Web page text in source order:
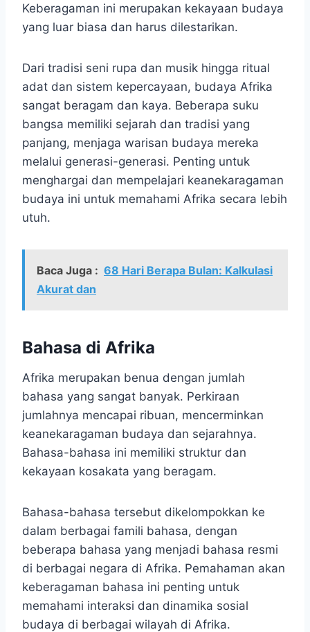
Keberagaman ini merupakan kekayaan budaya
yang luar biasa dan harus dilestarikan.
Dari tradisi seni rupa dan musik hingga ritual
adat dan sistem kepercayaan, budaya Afrika
sangat beragam dan kaya. Beberapa suku
bangsa memiliki sejarah dan tradisi yang
panjang, menjaga warisan budaya mereka
melalui generasi-generasi. Penting untuk
menghargai dan mempelajari keanekaragaman
budaya ini untuk memahami Afrika secara lebih
utuh.
Baca Juga : 68 Hari Berapa Bulan: Kalkulasi
Akurat dan
Bahasa di Afrika
Afrika merupakan benua dengan jumlah
bahasa yang sangat banyak. Perkiraan
jumlahnya mencapai ribuan, mencerminkan
keanekaragaman budaya dan sejarahnya.
Bahasa-bahasa ini memiliki struktur dan
kekayaan kosakata yang beragam.
Bahasa-bahasa tersebut dikelompokkan ke
dalam berbagai famili bahasa, dengan
beberapa bahasa yang menjadi bahasa resmi
di berbagai negara di Afrika. Pemahaman akan
keberagaman bahasa ini penting untuk
memahami interaksi dan dinamika sosial
budaya di berbagai wilayah di Afrika.